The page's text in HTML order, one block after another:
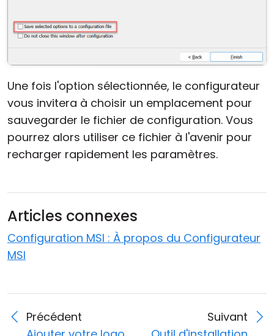
Une fois l'option sélectionnée, le configurateur
vous invitera à choisir un emplacement pour
sauvegarder le fichier de configuration. Vous
pourrez alors utiliser ce fichier à l'avenir pour
recharger rapidement les paramètres.
Articles connexes
Configuration MSI : À propos du Configurateur
MSI
Précédent
Suivant